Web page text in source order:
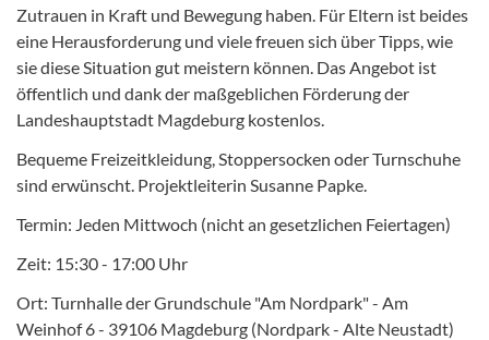
Zutrauen in Kraft und Bewegung haben. Für Eltern ist beides
eine Herausforderung und viele freuen sich über Tipps, wie
sie diese Situation gut meistern können. Das Angebot ist
öffentlich und dank der maßgeblichen Förderung der
Landeshauptstadt Magdeburg kostenlos.
Bequeme Freizeitkleidung, Stoppersocken oder Turnschuhe
sind erwünscht. Projektleiterin Susanne Papke.
Termin: Jeden Mittwoch (nicht an gesetzlichen Feiertagen)
Zeit: 15:30 - 17:00 Uhr
Ort: Turnhalle der Grundschule "Am Nordpark" - Am
Weinhof 6 - 39106 Magdeburg (Nordpark - Alte Neustadt)